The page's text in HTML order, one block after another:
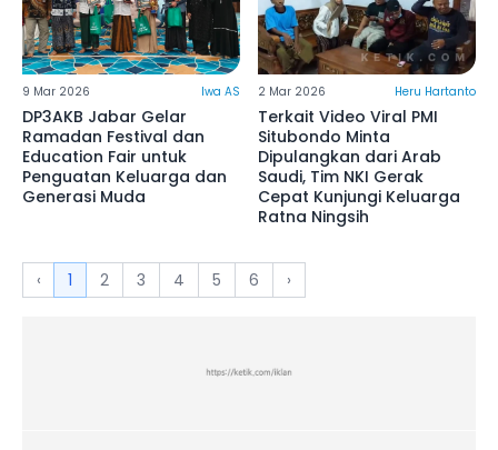
9 Mar 2026 Iwa AS
DP3AKB Jabar Gelar
Ramadan Festival dan
Education Fair untuk
Penguatan Keluarga dan
Generasi Muda
2 Mar 2026 Heru Hartanto
Terkait Video Viral PMI
Situbondo Minta
Dipulangkan dari Arab
Saudi, Tim NKI Gerak
Cepat Kunjungi Keluarga
Ratna Ningsih
‹ 1 2 3 4 5 6 ›